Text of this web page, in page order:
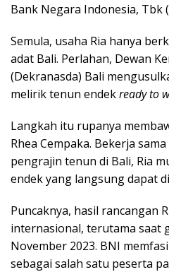
Bank Negara Indonesia, Tbk
Semula, usaha Ria hanya
adat Bali. Perlahan, Dewan
(Dekranasda) Bali
melirik tenun endekready to
Langkah itu rupanya
Rhea Cempaka. Bekerja
pengrajin tenun di Bali, Ria
endek yang langsung dapat
Puncaknya, hasil rancangan
internasional, terutama saat
November 2023. BNI
sebagai salah satu peserta